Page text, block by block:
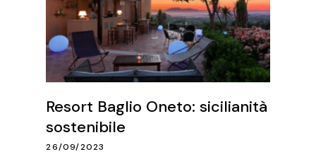
Resort Baglio Oneto: sicilianità
sostenibile
26/09/2023